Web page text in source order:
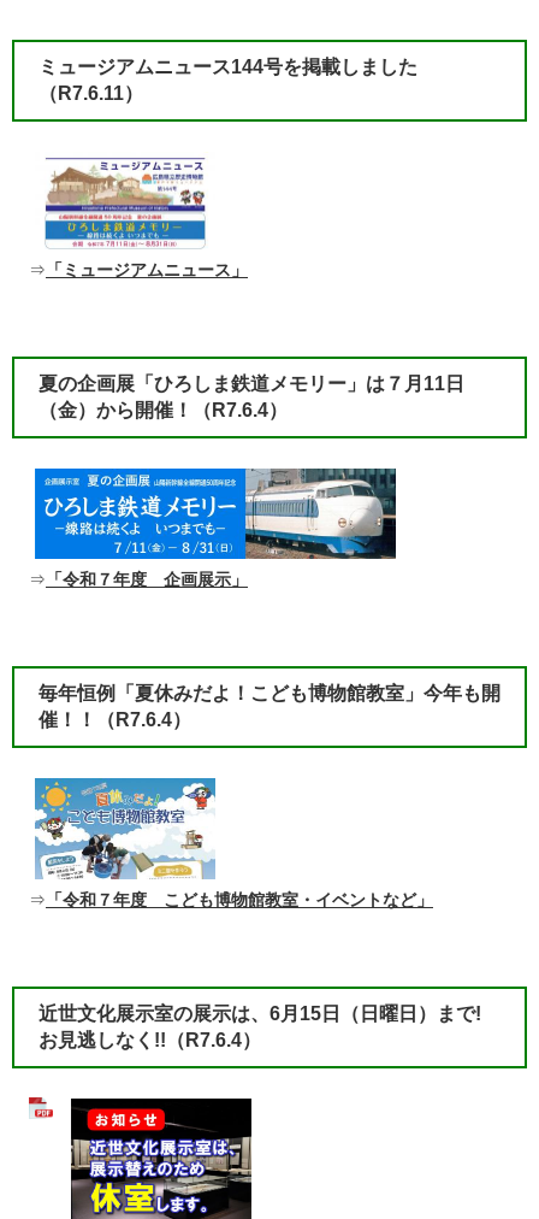
ミュージアムニュース144号を掲載しました
（R7.6.11）
⇒ 「ミュージアムニュース」
夏の企画展「ひろしま鉄道メモリー」は７月11日
（金）から開催！
（R7.6.4）
⇒ 「令和７年度 企画展示」
毎年恒例「夏休みだよ！こども博物館教室」今年も開
催！！
（R7.6.4）​
⇒ 「令和７年度 こども博物館教室・イベントなど」
近世文化展示室の展示は、6月15日（日曜日）まで!
お見逃しなく!! （R7.6.4）​​